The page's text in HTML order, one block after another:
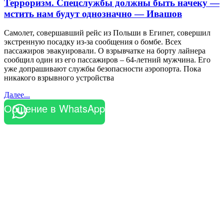
Терроризм. Спецслужбы должны быть начеку —
мстить нам будут однозначно — Ивашов
Самолет, совершавший рейс из Польши в Египет, совершил
экстренную посадку из-за сообщения о бомбе. Всех
пассажиров эвакуировали. О взрывчатке на борту лайнера
сообщил один из его пассажиров – 64-летний мужчина. Его
уже допрашивают службы безопасности аэропорта. Пока
никакого взрывного устройства
Далее...
Общение в WhatsApp